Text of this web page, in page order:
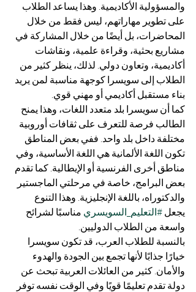
والمسؤولية الأكاديمية. وهذا يساعد الطلاب
على تطوير مهاراتهم، ليس فقط من خلال
المحاضرات، بل أيضًا من خلال المشاركة في
مشاريع بحثية، وقراءة علمية، ونقاشات
أكاديمية، وتعاون دولي. لذلك، ينظر كثير من
الطلاب إلى سويسرا كوجهة مناسبة لمن يريد
بناء مستقبل أكاديمي أو مهني قوي.
كما أن سويسرا بلد متعدد اللغات، وهذا يمنح
الطالب فرصة للتعرف على ثقافات أوروبية
مختلفة داخل بلد واحد. ففي بعض المناطق
تكون اللغة الألمانية هي اللغة الأساسية، وفي
مناطق أخرى الفرنسية أو الإيطالية. كما تقدم
بعض البرامج، خاصة في مرحلتي الماجستير
والدكتوراه، باللغة الإنجليزية. وهذا التنوع
يجعل #التعليم_السويسري مناسبًا لشرائح
واسعة من الطلاب الدوليين.
بالنسبة للطلاب العرب، قد تكون سويسرا
خيارًا جذابًا لأنها تجمع بين الجودة والهدوء
والأمان. كثير من العائلات العربية تبحث عن
دولة تقدم تعليمًا قويًا وفي الوقت نفسه توفر